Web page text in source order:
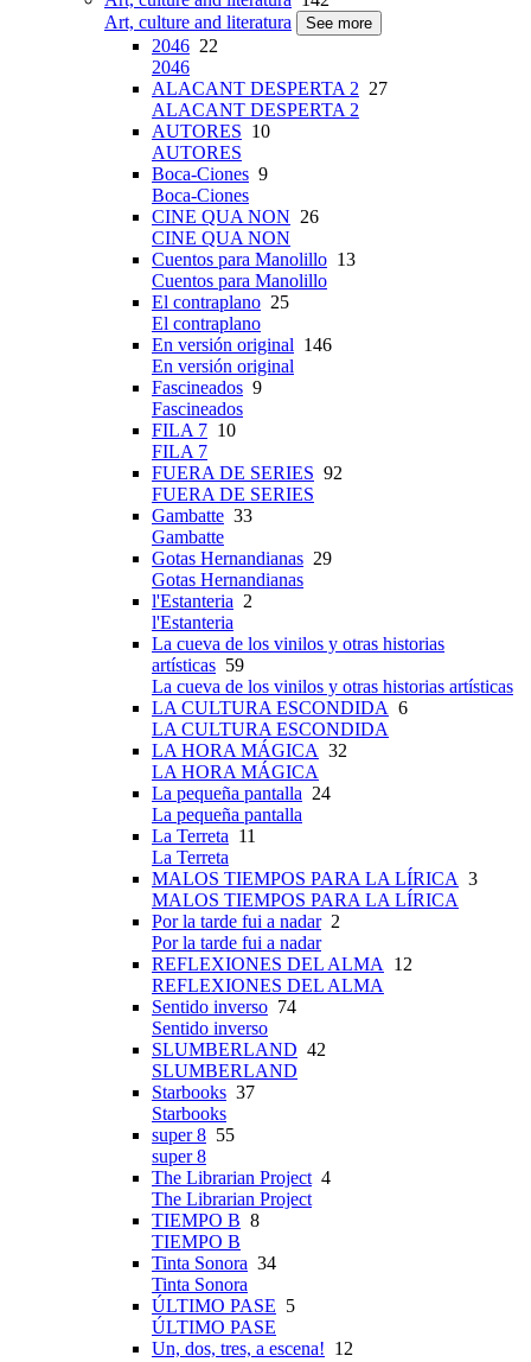
Art, culture and literatura
See more
2046 22
2046
ALACANT DESPERTA 2 27
ALACANT DESPERTA 2
AUTORES 10
AUTORES
Boca-Ciones 9
Boca-Ciones
CINE QUA NON 26
CINE QUA NON
Cuentos para Manolillo 13
Cuentos para Manolillo
El contraplano 25
El contraplano
En versión original 146
En versión original
Fascineados 9
Fascineados
FILA 7 10
FILA 7
FUERA DE SERIES 92
FUERA DE SERIES
Gambatte 33
Gambatte
Gotas Hernandianas 29
Gotas Hernandianas
l'Estanteria 2
l'Estanteria
La cueva de los vinilos y otras historias
artísticas 59
La cueva de los vinilos y otras historias artísticas
LA CULTURA ESCONDIDA 6
LA CULTURA ESCONDIDA
LA HORA MÁGICA 32
LA HORA MÁGICA
La pequeña pantalla 24
La pequeña pantalla
La Terreta 11
La Terreta
MALOS TIEMPOS PARA LA LÍRICA 3
MALOS TIEMPOS PARA LA LÍRICA
Por la tarde fui a nadar2
Por la tarde fui a nadar
REFLEXIONES DEL ALMA
12
REFLEXIONES DEL ALMA
Sentido inverso 74
Sentido inverso
SLUMBERLAND 42
SLUMBERLAND
Starbooks 37
Starbooks
super 8 55
super 8
The Librarian Project 4
The Librarian Project
TIEMPO B 8
TIEMPO B
Tinta Sonora 34
Tinta Sonora
ÚLTIMO PASE 5
ÚLTIMO PASE
Un, dos, tres, a escena! 12